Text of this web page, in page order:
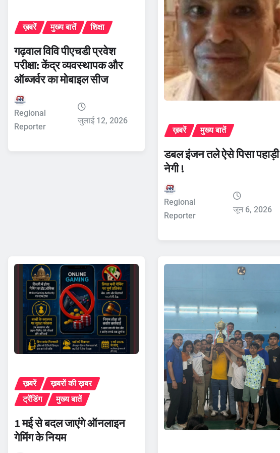
ख़बरें मुख्य बातें शिक्षा
गढ़वाल विवि पीएचडी प्रवेश
परीक्षा: केंद्र व्यवस्थापक और
ऑब्जर्वर का मोबाइल सीज
Regional
Reporter
जुलाई 12, 2026
ख़बरें
मुख्य बातें
डबल इंजन तले ऐसे पिसा पहाड़ी
नेगी !
Regional
Reporter
जून 6, 2026
ख़बरें
ख़बरों की ख़बर
ट्रेंडिंग
मुख्य बातें
1 मई से बदल जाएंगे ऑनलाइन
गेमिंग के नियम